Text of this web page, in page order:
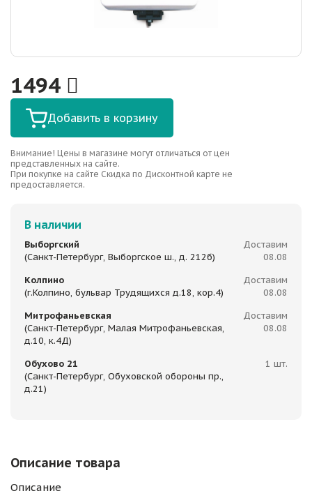
1494
Добавить в корзину
Внимание! Цены в магазине могут отличаться от цен
представленных на сайте.
При покупке на сайте Скидка по Дисконтной карте не
предоставляется.
В наличии
Выборгский
(Санкт-Петербург, Выборгское ш., д. 212б)
Доставим
08.08
Колпино
(г.Колпино, бульвар Трудящихся д.18, кор.4)
Доставим
08.08
Митрофаньевская
(Санкт-Петербург, Малая Митрофаньевская,
д.10, к.4Д)
Доставим
08.08
Обухово 21
(Санкт-Петербург, Обуховской обороны пр.,
д.21)
1 шт.
Описание товара
Описание